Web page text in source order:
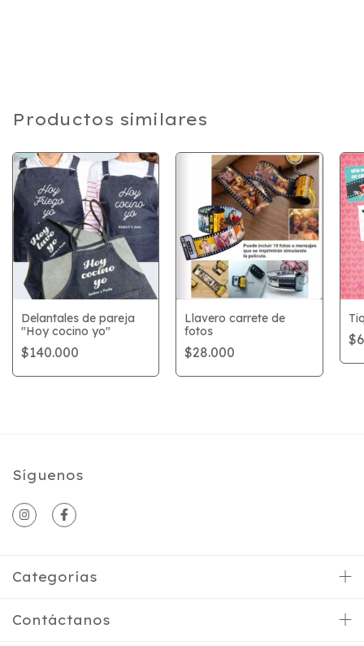
Productos similares
Delantales de pareja
"Hoy cocino yo"
$140.000
Llavero carrete de
fotos
$28.000
Síguenos
Categorías
Contáctanos